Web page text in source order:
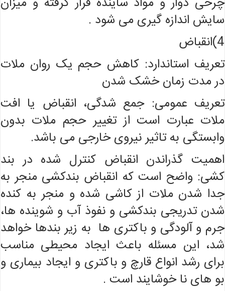
سایش اندازه گیری می شود .
4)انقباض
تعریف استاندارد: کاهش حجم یک روان ملات
در مدت زمان خشک شدن
تعریف عمومی: جمع شدگی، انقباض یا افت
ملات عبارت است از تغییر حجم ملات بدون
وابستگی به تاثیر نیروی خارجی می باشد.
اهمیت گذراندن انقباض کنترل شده در بند
کشی: واضح است که انقباض بندکشی منجر به
جدا شدن ملات از کاشی شده و منجر به کنده
شدن تدریجی بندکشی و نفوذ آب و شوینده ها،
جرم و آلودگی و باکتری ها به زیر بندها خواهد
شد، این مسئله باعث ایجاد محیطی مناسب
برای رشد انواع قارچ و باکتری و ایجاد بیماری و
بو های نا خوشایند است .